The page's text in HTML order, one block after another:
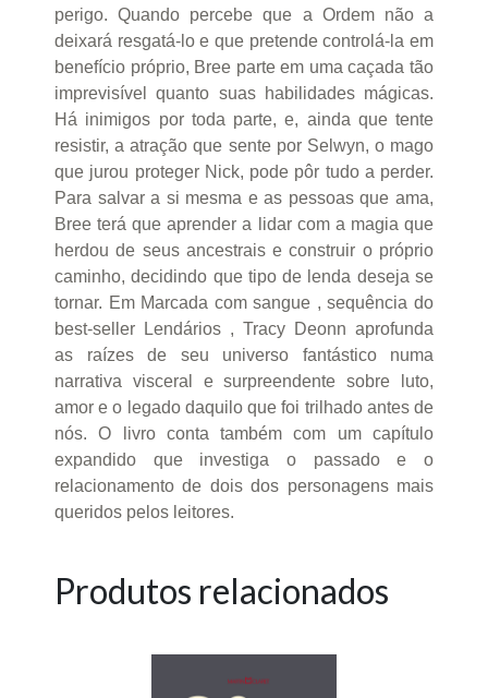
perigo. Quando percebe que a Ordem não a
deixará resgatá-lo e que pretende controlá-la em
benefício próprio, Bree parte em uma caçada tão
imprevisível quanto suas habilidades mágicas.
Há inimigos por toda parte, e, ainda que tente
resistir, a atração que sente por Selwyn, o mago
que jurou proteger Nick, pode pôr tudo a perder.
Para salvar a si mesma e as pessoas que ama,
Bree terá que aprender a lidar com a magia que
herdou de seus ancestrais e construir o próprio
caminho, decidindo que tipo de lenda deseja se
tornar. Em Marcada com sangue , sequência do
best-seller Lendários , Tracy Deonn aprofunda
as raízes de seu universo fantástico numa
narrativa visceral e surpreendente sobre luto,
amor e o legado daquilo que foi trilhado antes de
nós. O livro conta também com um capítulo
expandido que investiga o passado e o
relacionamento de dois dos personagens mais
queridos pelos leitores.
Produtos relacionados